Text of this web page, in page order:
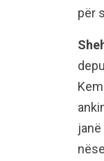
për